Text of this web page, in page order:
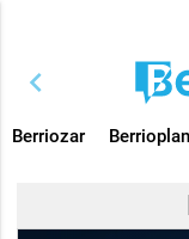
chevron_left
Berriozar